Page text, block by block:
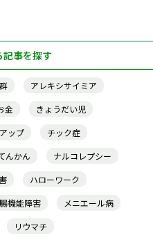
記事を探す
アレキシサイミア
金
きょうだい児
ップ
チック症
んかん
ナルコレプシー
ハローワーク
機能障害
メニエール病
リウマチ